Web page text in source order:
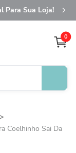
Para Sua Loja!
0
Coelhinho Sai Da